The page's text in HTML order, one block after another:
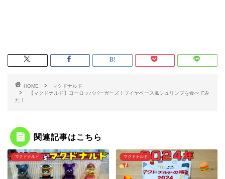
HOME
マクドナルド
【マクドナルド】ヨーロッパバーガーズ！ブイヤベース風シュリンプを食べてみ
た！
関連記事はこちら
マクドナルド マクドナルド